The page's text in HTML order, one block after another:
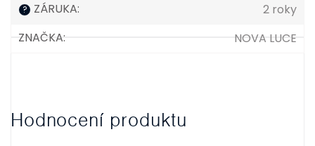
? ZÁRUKA:
2 roky
ZNAČKA: NOVA LUCE
Hodnocení produktu